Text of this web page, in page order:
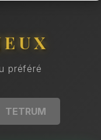
préféré
TETRUM